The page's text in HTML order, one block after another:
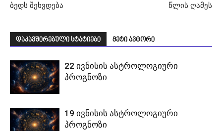
ბედს შეხვდება
წლის ღამეს
დაკავშირებული სტატიები მეტი ავტორი
22 ივნისის ასტროლოგიური
პროგნოზი
19 ივნისის ასტროლოგიური
პროგნოზი